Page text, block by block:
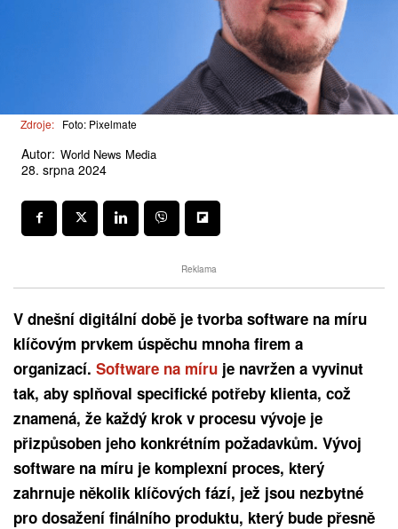
Zdroje: Foto: Pixelmate
Autor: World News Media
28. srpna 2024
Reklama
V dnešní digitální době je tvorba software na míru
klíčovým prvkem úspěchu mnoha firem a
organizací. Software na míru je navržen a vyvinut
tak, aby splňoval specifické potřeby klienta, což
znamená, že každý krok v procesu vývoje je
přizpůsoben jeho konkrétním požadavkům. Vývoj
software na míru je komplexní proces, který
zahrnuje několik klíčových fází, jež jsou nezbytné
pro dosažení finálního produktu, který bude přesně